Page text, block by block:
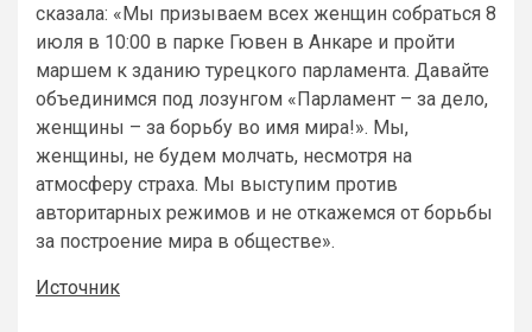
сказала: «Мы призываем всех женщин собраться 8
июля в 10:00 в парке Гювен в Анкаре и пройти
маршем к зданию турецкого парламента. Давайте
объединимся под лозунгом «Парламент – за дело,
женщины – за борьбу во имя мира!». Мы,
женщины, не будем молчать, несмотря на
атмосферу страха. Мы выступим против
авторитарных режимов и не откажемся от борьбы
за построение мира в обществе».
Источник